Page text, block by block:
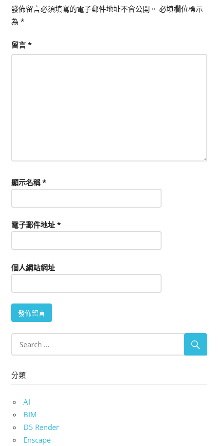
軟
體
發佈留言必須填寫的電子郵件地址不會公開。 必填欄位標示
為 *
留言 *
顯示名稱*
電子郵件地址 *
個人網站網址
分類
AI
BIM
D5 Render
Enscape